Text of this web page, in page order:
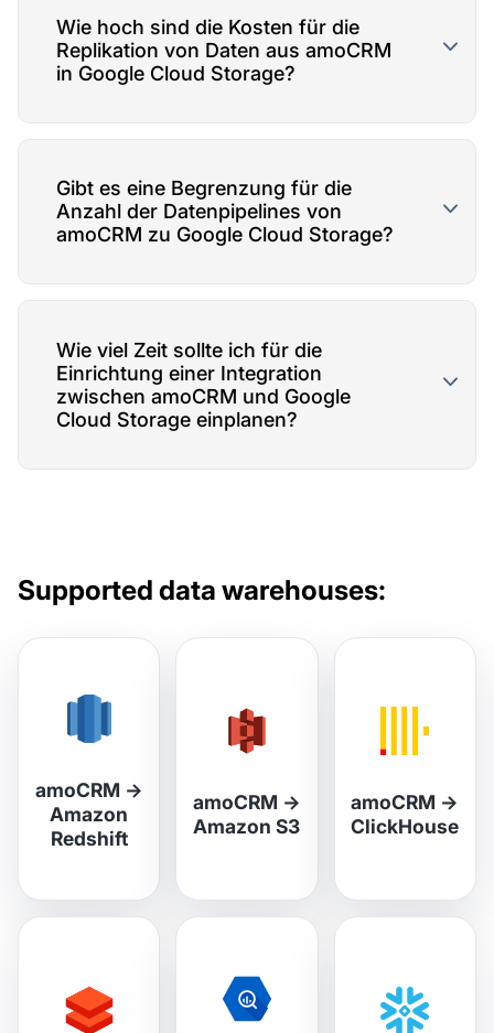
Wie hoch sind die Kosten für die
Replikation von Daten aus amoCRM
in Google Cloud Storage?
Gibt es eine Begrenzung für die
Anzahl der Datenpipelines von
amoCRM zu Google Cloud Storage?
Wie viel Zeit sollte ich für die
Einrichtung einer Integration
zwischen amoCRM und Google
Cloud Storage einplanen?
Supported data warehouses:
amoCRM →
Amazon
Redshift
amoCRM →
Amazon S3
amoCRM →
ClickHouse